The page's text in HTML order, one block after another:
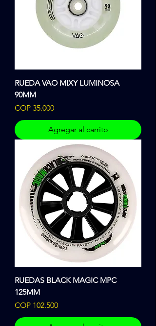
RUEDA VAO MIXY LUMINOSA
90MM
Precio
COP 35.000
Agregar al carrito
RUEDAS BLACK MAGIC MPC
125MM
Precio
COP 102.500